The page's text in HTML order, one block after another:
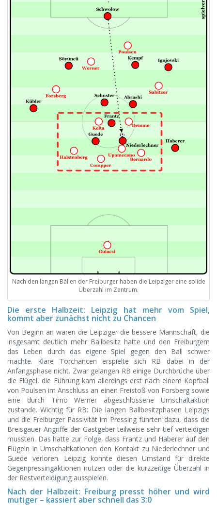
Nach den langen Bällen der Freiburger haben die Leipziger eine solide
Überzahl im Zentrum.
Die erste Halbzeit: Leipzig hat mehr vom Spiel,
kommt aber zunächst nicht zu Chancen
Von Beginn an waren die Leipziger die bessere Mannschaft, die
insgesamt deutlich mehr Ballbesitz hatte und den Freiburgern
das Leben durch das eigene Spiel gegen den Ball schwer
machte. Klare Torchancen erspielte sich RB dabei in der
Anfangsphase nicht. Zwar gelangen RB einige Durchbrüche über
die Flügel, die Führung kam allerdings erst nach einem Kopfball
von Poulsen im Anschluss an einen Freistoß von Forsberg sowie
eine durch Timo Werner abgeschlossene Umschaltaktion
zustande. Wichtig für RB: Die langen Ballbesitzphasen Leipzigs
und die Freiburger Passivität im Pressing führten dazu, dass die
Breisgauer Angriffe der Gastgeber teilweise sehr tief verteidigen
mussten. Das hatte zur Folge, dass Frantz und Haberer auf den
Flügeln in Umschaltkationen den Kontakt zu Niederlechner und
Guede verloren. Leipzig konnte diesen Umstand für direkte
Gegenpressingaktionen nutzen oder die kurzzeitige Überzahl in
der Restverteidigung ausspielen.
Nach der Halbzeit: Freiburg presst höher und wird
mutiger – kassiert aber schnell das 3:0